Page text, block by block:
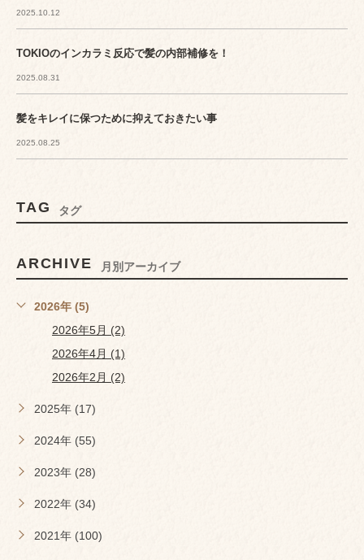
2025.10.12
TOKIOのインカラミ反応で髪の内部補修を！
2025.08.31
髪をキレイに保つために抑えておきたい事
2025.08.25
TAG タグ
ARCHIVE 月別アーカイブ
2026年 (5)
2026年5月 (2)
2026年4月 (1)
2026年2月 (2)
2025年 (17)
2024年 (55)
2023年 (28)
2022年 (34)
2021年 (100)